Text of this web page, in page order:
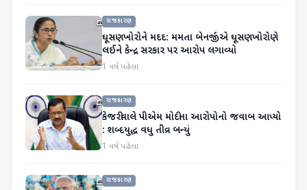
રાજકારણ
ઘૂસણખોરોને મદદ: મમતા બેનર્જીએ ઘૂસણખોરોણે
લઈને કેન્દ્ર સરકાર પર આરોપ લગાવ્યો
1 વર્ષ પહેલા
રાજકારણ
કેજરીવાલે પીએમ મોદીના આરોપોનો જવાબ આપ્યો
: શબ્દયુદ્ધ વધુ તીવ્ર બન્યું
1 વર્ષ પહેલા
રાજકારણ